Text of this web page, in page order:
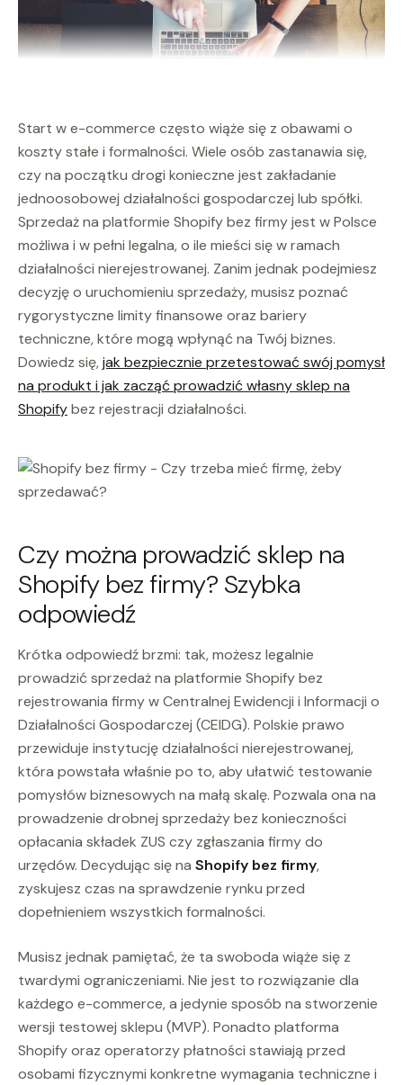
Start w e-commerce często wiąże się z obawami o
koszty stałe i formalności. Wiele osób zastanawia się,
czy na początku drogi konieczne jest zakładanie
jednoosobowej działalności gospodarczej lub spółki.
Sprzedaż na platformie Shopify bez firmy jest w Polsce
możliwa i w pełni legalna, o ile mieści się w ramach
działalności nierejestrowanej. Zanim jednak podejmiesz
decyzję o uruchomieniu sprzedaży, musisz poznać
rygorystyczne limity finansowe oraz bariery
techniczne, które mogą wpłynąć na Twój biznes.
Dowiedz się,jak bezpiecznie przetestować swój pomysł
na produkt i jak zacząć prowadzić własny sklep na
Shopifybez rejestracji działalności.
Czy można prowadzić sklep na
Shopify bez firmy? Szybka
odpowiedź
Krótka odpowiedź brzmi: tak, możesz legalnie
prowadzić sprzedaż na platformie Shopify bez
rejestrowania firmy w Centralnej Ewidencji i Informacji o
Działalności Gospodarczej (CEIDG). Polskie prawo
przewiduje instytucję działalności nierejestrowanej,
która powstała właśnie po to, aby ułatwić testowanie
pomysłów biznesowych na małą skalę. Pozwala ona na
prowadzenie drobnej sprzedaży bez konieczności
opłacania składek ZUS czy zgłaszania firmy do
urzędów. Decydując się na Shopify bez firmy,
zyskujesz czas na sprawdzenie rynku przed
dopełnieniem wszystkich formalności.
Musisz jednak pamiętać, że ta swoboda wiąże się z
twardymi ograniczeniami. Nie jest to rozwiązanie dla
każdego e-commerce, a jedynie sposób na stworzenie
wersji testowej sklepu (MVP). Ponadto platforma
Shopify oraz operatorzy płatności stawiają przed
osobami fizycznymi konkretne wymagania techniczne i